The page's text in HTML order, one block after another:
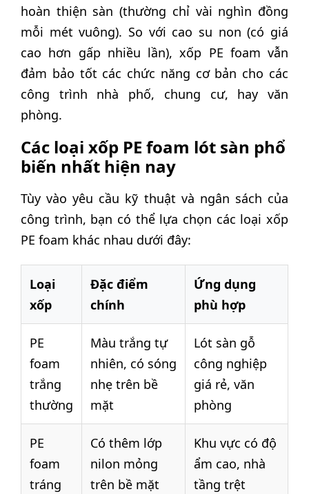
hoàn thiện sàn (thường chỉ vài nghìn đồng
mỗi mét vuông). So với cao su non (có giá
cao hơn gấp nhiều lần), xốp PE foam vẫn
đảm bảo tốt các chức năng cơ bản cho các
công trình nhà phố, chung cư, hay văn
phòng.
Các loại xốp PE foam lót sàn phổ
biến nhất hiện nay
Tùy vào yêu cầu kỹ thuật và ngân sách của
công trình, bạn có thể lựa chọn các loại xốp
PE foam khác nhau dưới đây:
Loại
xốp
Đặc điểm
chính
Ứng dụng
phù hợp
PE
foam
trắng
thường
Màu trắng tự
nhiên, có sóng
nhẹ trên bề
mặt
Lót sàn gỗ
công nghiệp
giá rẻ, văn
phòng
PE
foam
tráng
Có thêm lớp
nilon mỏng
trên bề mặt
Khu vực có độ
ẩm cao, nhà
tầng trệt